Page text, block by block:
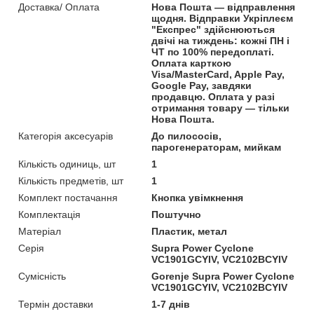
Доставка/ Оплата
Нова Пошта — відправлення
щодня. Відправки Укріплеєм
"Експрес" здійснюються
двічі на тиждень: кожні ПН і
ЧТ по 100% передоплаті.
Оплата карткою
Visa/MasterCard, Apple Pay,
Google Pay, завдяки
продавцю. Оплата у разі
отримання товару — тільки
Нова Пошта.
Категорія аксесуарів
До пилососів,
парогенераторам, мийкам
Кількість одиниць, шт
1
Кількість предметів, шт
1
Комплект постачання
Кнопка увімкнення
Комплектація
Поштучно
Матеріал
Пластик, метал
Серія
Supra Power Cyclone
VC1901GCYIV, VC2102BCYIV
Сумісність
Gorenje Supra Power Cyclone
VC1901GCYIV, VC2102BCYIV
Термін доставки
1-7 днів